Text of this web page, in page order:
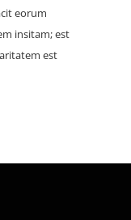
eorum
insitam; est
est